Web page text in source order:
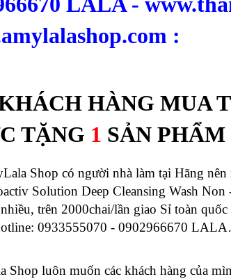
:
HÀNG MUA
TẶNG 1 SẢN
Shop có người nhà làm tại Hãng
Solution Deep Cleansing Wash
trên 2000chai/lần giao Sỉ toàn
0933555070 - 0902966670
Shop luôn muốn các khách hàng của